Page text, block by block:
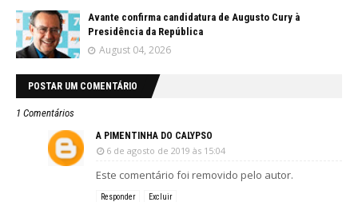
Avante confirma candidatura de Augusto Cury à
Presidência da República
August 04, 2026
POSTAR UM COMENTÁRIO
1 Comentários
A PIMENTINHA DO CALYPSO
6 de agosto de 2019 às 15:04
Este comentário foi removido pelo autor.
Responder Excluir